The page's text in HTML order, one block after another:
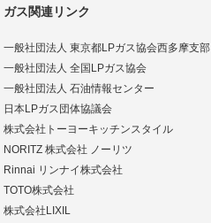
ガス関連リンク
一般社団法人 東京都LPガス協会西多摩支部
一般社団法人 全国LPガス協会
一般社団法人 石油情報センター
日本LPガス団体協議会
株式会社トーヨーキッチンスタイル
NORITZ 株式会社 ノーリツ
Rinnai リンナイ株式会社
TOTO株式会社
株式会社LIXIL